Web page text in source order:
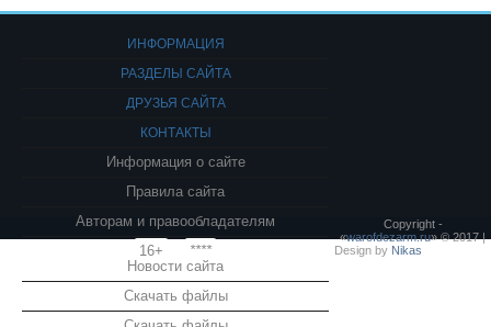
ИНФОРМАЦИЯ
РАЗДЕЛЫ САЙТА
ДРУЗЬЯ САЙТА
КОНТАКТЫ
Информация о сайте
Правила сайта
Авторам и правообладателям
16+
****
Новости сайта
Скачать файлы
Copyright -
«warofdezarm.ru» © 2017 |
Design by Nikas